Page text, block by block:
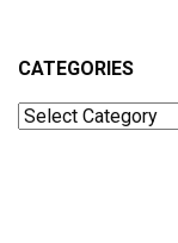
CATEGORIES
Categories